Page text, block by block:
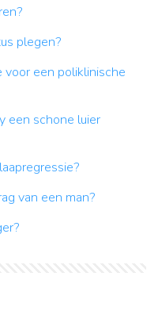
plegen?
een poliklinische
een schone luier
van een man?